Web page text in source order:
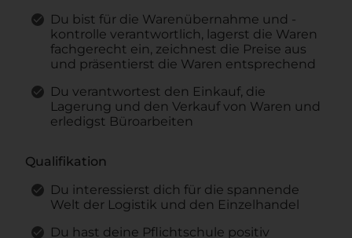
Du bist für die Warenübernahme und -
kontrolle verantwortlich, lagerst die Waren
fachgerecht ein, zeichnest die Preise aus
und präsentierst die Waren entsprechend
Du verantwortest den Einkauf, die
Lagerung und den Verkauf von Waren und
erledigst Büroarbeiten
Qualifikation
Du interessierst dich für die spannende
Welt der Logistik und den Einzelhandel
Du hast deine Pflichtschule positiv